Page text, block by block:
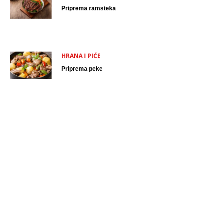
Priprema ramsteka
HRANA I PIĆE
Priprema peke